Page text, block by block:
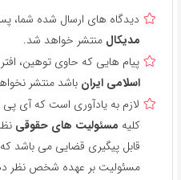
دیدگاه های ارسال شده شما،
مدیکال منتشر خواهد شد.
پیام هایی که حاوی توهین،
اسلامی ایران باشد منتشر
لازم به یادآوری است که
کلیه مسئولیت های حقوقی
قابل پیگیری قضایی می باشد
مسئولیت بر عهده شخص نظر